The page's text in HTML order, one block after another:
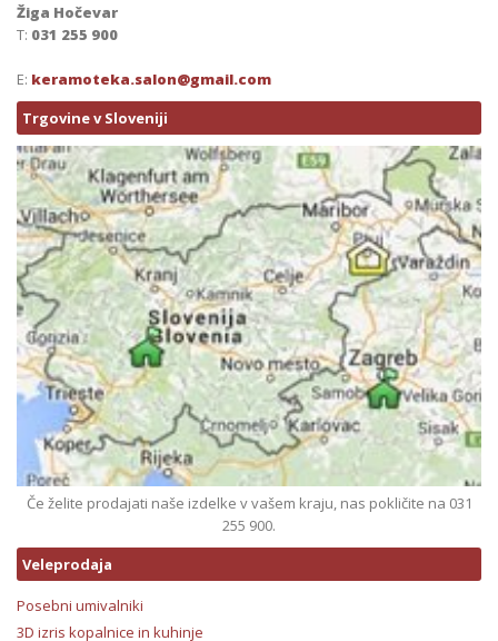
Žiga Hočevar
T: 031 255 900
E: keramoteka.salon@gmail.com
Trgovine v Sloveniji
Če želite prodajati naše izdelke v vašem kraju, nas pokličite na 031
255 900.
Veleprodaja
Posebni umivalniki
3D izris kopalnice in kuhinje